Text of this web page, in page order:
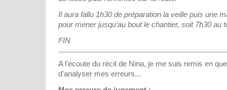
Il aura fallu 1h30 de préparation la veille puis une
pour mener jusqu’au bout le chantier, soit 7h30 au
FIN
A l'écoute du récit de Nina, je me suis remis en
d'analyser mes erreurs...